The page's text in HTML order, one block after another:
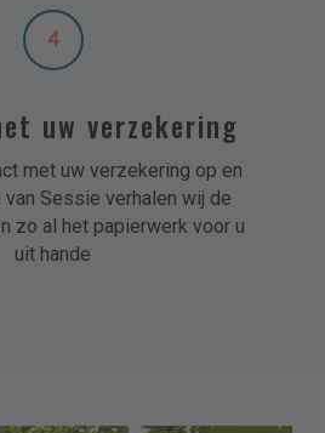
4
uw verzekering
met uw verzekering op en
van Sessie verhalen wij de
zo al het papierwerk voor u
uit hande